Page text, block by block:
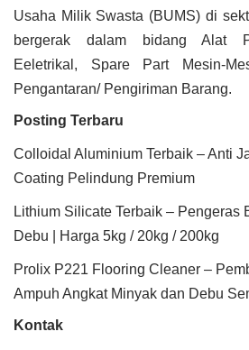
Usaha Milik Swasta (BUMS) di
bergerak dalam bidang Alat
Eeletrikal, Spare Part Mesin-
Pengantaran/ Pengiriman Barang.
Posting Terbaru
Colloidal Aluminium Terbaik – Anti
Coating Pelindung Premium
Lithium Silicate Terbaik – Pengeras
Debu | Harga 5kg / 20kg / 200kg
Prolix P221 Flooring Cleaner –
Ampuh Angkat Minyak dan Debu
Kontak